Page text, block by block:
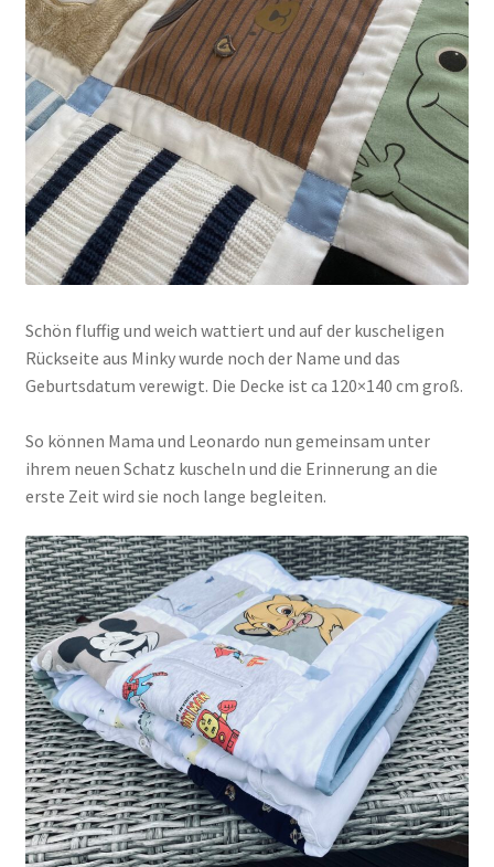
Schön fluffig und weich wattiert und auf der kuscheligen
Rückseite aus Minky wurde noch der Name und das
Geburtsdatum verewigt. Die Decke ist ca 120×140 cm groß.
So können Mama und Leonardo nun gemeinsam unter
ihrem neuen Schatz kuscheln und die Erinnerung an die
erste Zeit wird sie noch lange begleiten.